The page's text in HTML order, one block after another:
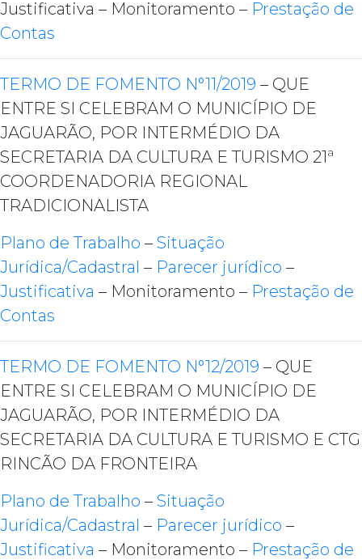
Justificativa – Monitoramento – Prestação de
Contas
TERMO DE FOMENTO N°11/2019 – QUE
ENTRE SI CELEBRAM O MUNICÍPIO DE
JAGUARÃO, POR INTERMÉDIO DA
SECRETARIA DA CULTURA E TURISMO 21ª
COORDENADORIA REGIONAL
TRADICIONALISTA
Plano de Trabalho – Situação
Jurídica/Cadastral – Parecer jurídico –
Justificativa – Monitoramento – Prestação de
Contas
TERMO DE FOMENTO N°12/2019 – QUE
ENTRE SI CELEBRAM O MUNICÍPIO DE
JAGUARÃO, POR INTERMÉDIO DA
SECRETARIA DA CULTURA E TURISMO E CTG
RINCÃO DA FRONTEIRA
Plano de Trabalho – Situação
Jurídica/Cadastral – Parecer jurídico –
Justificativa – Monitoramento – Prestação de